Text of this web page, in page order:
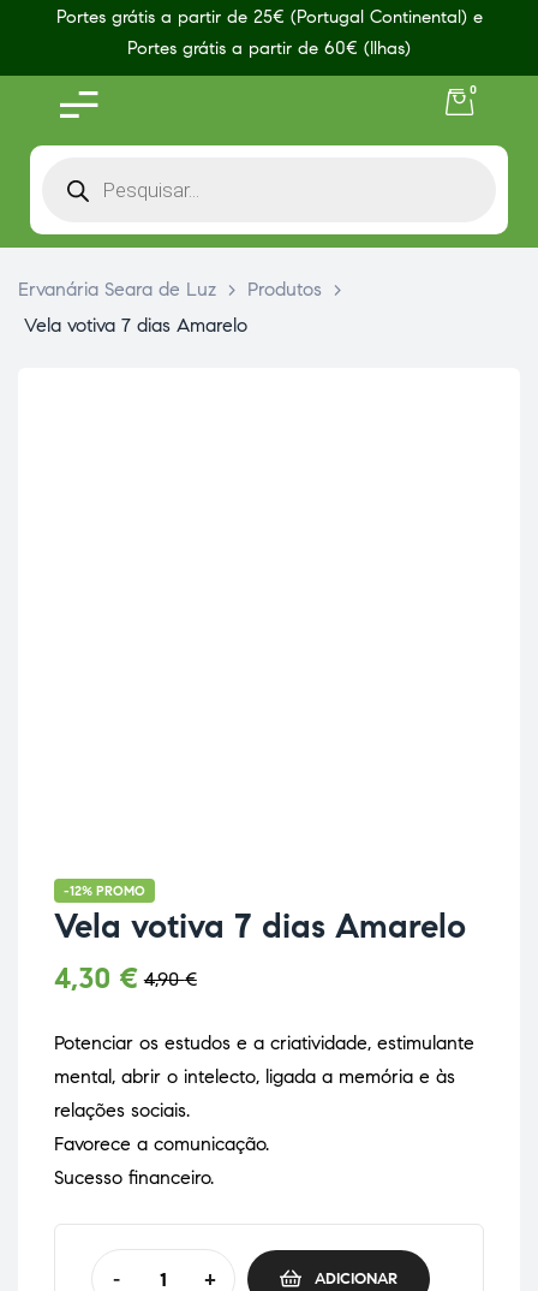
Portes grátis a partir de 25€ (Portugal Continental) e
Portes grátis a partir de 60€ (Ilhas)
0
Ervanária Seara de Luz > Produtos
>
Vela votiva 7 dias Amarelo
-12% PROMO
Vela votiva 7 dias Amarelo
4,90€
4,30 €
Potenciar os estudos e a criatividade, estimulante
mental, abrir o intelecto, ligada a memória e às
relações sociais.
Favorece a comunicação.
Sucesso financeiro.
- + ADICIONAR